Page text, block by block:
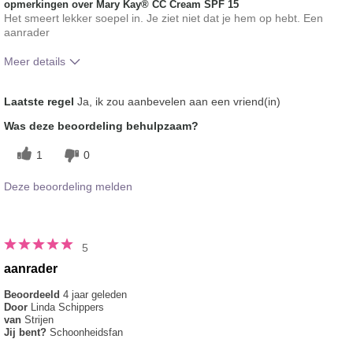
opmerkingen over Mary Kay® CC Cream SPF 15
Het smeert lekker soepel in. Je ziet niet dat je hem op hebt. Een
aanrader
Meer details
met andere door je gebruikte merken
decoratieve make-up?
Laatste regel Ja, ik zou aanbevelen aan een vriend(in)
Was deze beoordeling behulpzaam?
1 0
Deze beoordeling melden
5
aanrader
Beoordeeld 4 jaar geleden
Door Linda Schippers
van Strijen
Jij bent? Schoonheidsfan